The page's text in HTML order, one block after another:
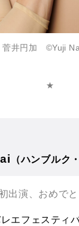
菅井円加 ©︎Yuji
★
（ハンブルク
出演、おめでと
エフェスティ